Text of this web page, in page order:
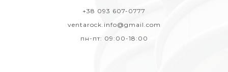
+38 093 607-0777
ventarock.info@gmail.com
пн-пт: 09:00-18:00